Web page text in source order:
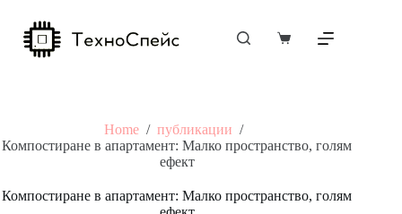
content
Shopping
Home / публикации /
Компостиране в апартамент: Малко пространство, голям
ефект
Компостиране в апартамент: Малко пространство, голям